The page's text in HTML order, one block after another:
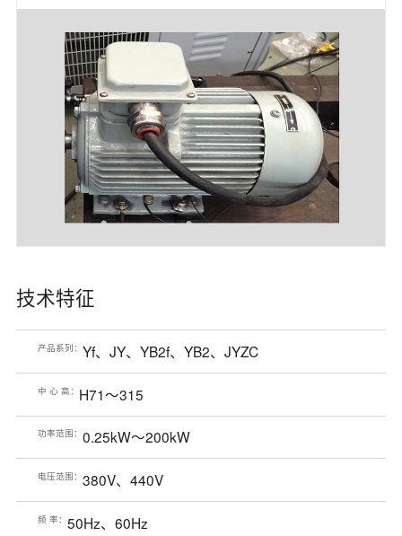
技术特征
产品系列： Yf、JY、YB2f、YB2、JYZC
中 心 高： H71～315
功率范围： 0.25kW～200kW
电压范围： 380V、440V
频 率： 50Hz、60Hz